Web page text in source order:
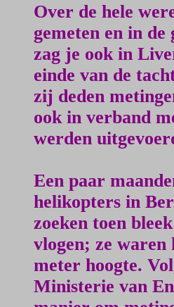
Over de hele
gemeten en in
zag je ook in
einde van de
zij deden
ook in verband
werden
Een paar
helikopters in
zoeken toen
vlogen; ze waren
meter hoogte.
Ministerie van